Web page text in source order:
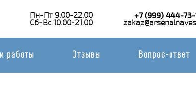
Пн-Пт 9.00-22.00
Сб-Вс 10.00-21.00
+7 (999) 444-73-
работы Отзывы Вопрос-ответ